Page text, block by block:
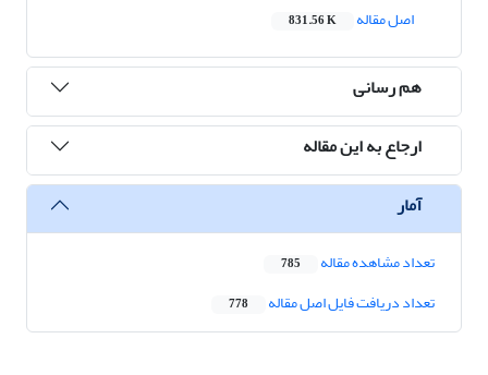
اصل مقاله
831.56 K
هم رسانی
ارجاع به این مقاله
آمار
تعداد مشاهده مقاله 785
تعداد دریافت فایل اصل مقاله 778